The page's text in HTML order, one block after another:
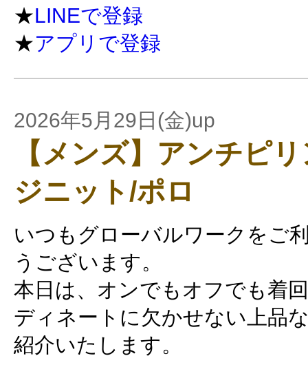
★LINEで登録
★アプリで登録
2026年5月29日(金)up
【メンズ】アンチピ
ジニット/ポロ
いつもグローバルワークをご
うございます。
本日は、オンでもオフでも着
ディネートに欠かせない上品
紹介いたします。